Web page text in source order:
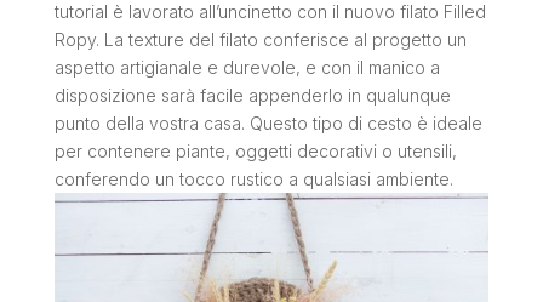
tutorial è lavorato all’uncinetto con il nuovo filato Filled
Ropy. La texture del filato conferisce al progetto un
aspetto artigianale e durevole, e con il manico a
disposizione sarà facile appenderlo in qualunque
punto della vostra casa. Questo tipo di cesto è ideale
per contenere piante, oggetti decorativi o utensili,
conferendo un tocco rustico a qualsiasi ambiente.